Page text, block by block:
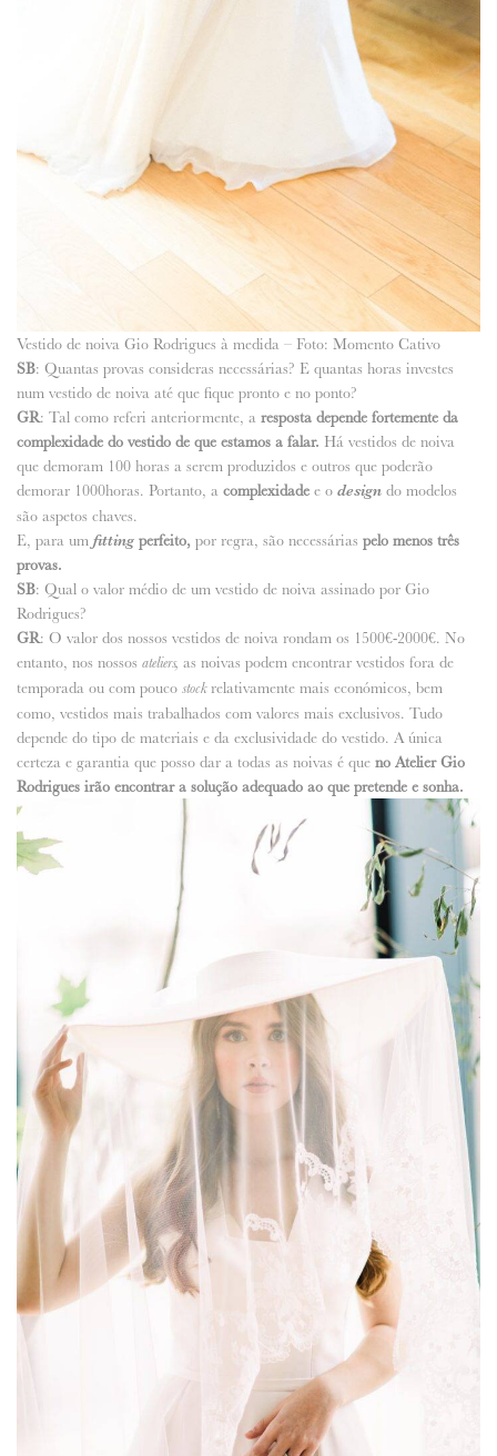
Vestido de noiva Gio Rodrigues à medida – Foto: Momento Cativo
SB: Quantas provas consideras necessárias? E quantas horas investes
num vestido de noiva até que fique pronto e no ponto?
GR: Tal como referi anteriormente, a resposta depende fortemente da
complexidade do vestido de que estamos a falar. Há vestidos de noiva
que demoram 100 horas a serem produzidos e outros que poderão
demorar 1000horas. Portanto, a complexidade e o design do modelos
são aspetos chaves.
E, para um fitting perfeito, por regra, são necessárias pelo menos três
provas.
SB: Qual o valor médio de um vestido de noiva assinado por Gio
Rodrigues?
GR: O valor dos nossos vestidos de noiva rondam os 1500€-2000€. No
entanto, nos nossos ateliers, as noivas podem encontrar vestidos fora de
temporada ou com pouco stock relativamente mais económicos, bem
como, vestidos mais trabalhados com valores mais exclusivos. Tudo
depende do tipo de materiais e da exclusividade do vestido. A única
certeza e garantia que posso dar a todas as noivas é que no Atelier Gio
Rodrigues irão encontrar a solução adequado ao que pretende e sonha.